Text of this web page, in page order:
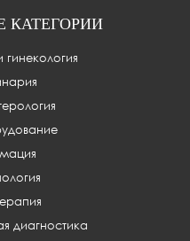
КАТЕГОРИИ
диагностика